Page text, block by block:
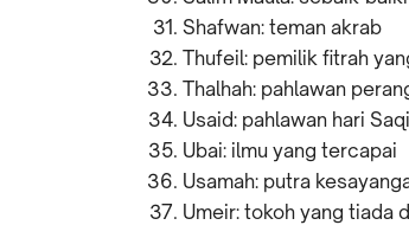
Shafwan: teman akrab
Thufeil: pemilik fitrah
Thalhah: pahlawan
Usaid: pahlawan hari
Ubai: ilmu yang tercapai
Usamah: putra
Umeir: tokoh yang tiada